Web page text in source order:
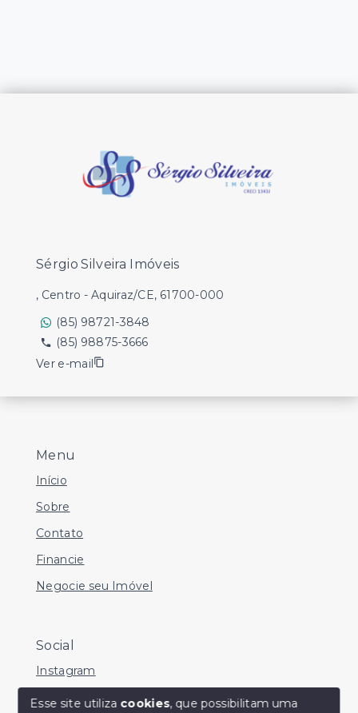
Menu
Início
Sobre
Contato
Financie
Negocie seu Imóvel
Social
Instagram
Facebook
Sérgio Silveira Imóveis
, Centro - Aquiraz/CE, 61700-000
(85) 98721-3848
(85) 98875-3666
Ver e-mail
Esse site utiliza cookies, que possibilitam uma